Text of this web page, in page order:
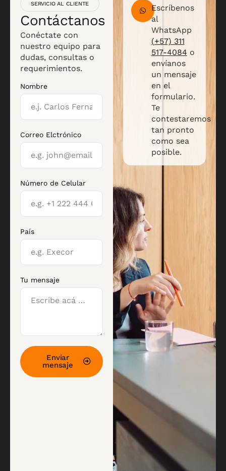
SERVICIO AL CLIENTE
Contáctanos
Conéctate con
nuestro equipo para
dudas, consultas o
requerimientos.
Nombre
Correo Elctrónico
Número de Celular
País
Tu mensaje
Enviar
mensaje
Escríbenos
al
WhatsApp
(+57) 311
517-4084 o
envíanos
un mensaje
en el
formulario.
Te
contestaremos
tan pronto
como sea
posible.